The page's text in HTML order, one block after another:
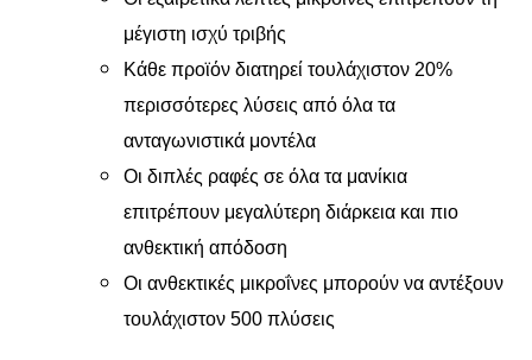
μέγιστη ισχύ τριβής
Κάθε προϊόν διατηρεί τουλάχιστον 20%
περισσότερες λύσεις από όλα τα
ανταγωνιστικά μοντέλα
Οι διπλές ραφές σε όλα τα μανίκια
επιτρέπουν μεγαλύτερη διάρκεια και πιο
ανθεκτική απόδοση
Οι ανθεκτικές μικροΐνες μπορούν να αντέξουν
τουλάχιστον 500 πλύσεις